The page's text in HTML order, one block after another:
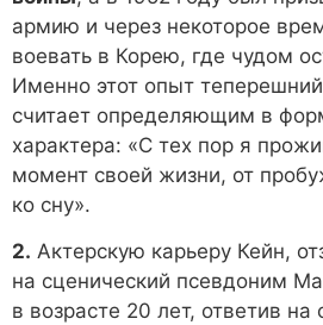
армию и через некоторое
воевать в Корею, где чудом
Именно этот опыт
считает определяющим в
характера: «С тех пор я
момент своей жизни, от
ко сну».
2. Актерскую карьеру Кейн,
на сценический псевдоним
в возрасте 20 лет, ответив на